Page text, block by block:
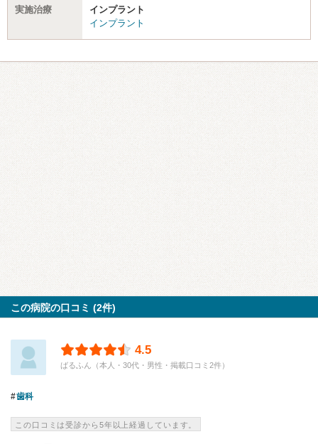
実施治療
インプラント
インプラント
この病院の口コミ (2件)
4.5
ばるふん（本人・30代・男性・掲載口コミ2件）
歯科
この口コミは受診から5年以上経過しています。